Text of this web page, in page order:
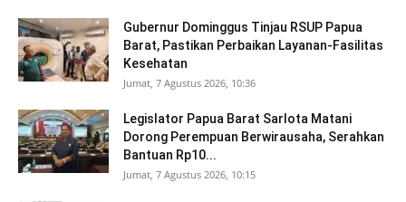
Gubernur Dominggus Tinjau RSUP Papua
Barat, Pastikan Perbaikan Layanan-Fasilitas
Kesehatan
Jumat, 7 Agustus 2026, 10:36
Legislator Papua Barat Sarlota Matani
Dorong Perempuan Berwirausaha, Serahkan
Bantuan Rp10...
Jumat, 7 Agustus 2026, 10:15